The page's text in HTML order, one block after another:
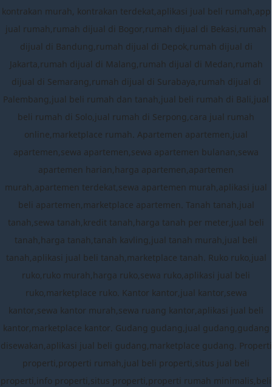
kontrakan murah, kontrakan terdekat,aplikasi jual beli rumah,app
jual rumah,rumah dijual di Bogor,rumah dijual di Bekasi,rumah
dijual di Bandung,rumah dijual di Depok,rumah dijual di
Jakarta,rumah dijual di Malang,rumah dijual di Medan,rumah
dijual di Semarang,rumah dijual di Surabaya,rumah dijual di
Palembang,jual beli rumah dan tanah,jual beli rumah di Bali,jual
beli rumah di Solo,jual rumah di Serpong,cara jual rumah
online,marketplace rumah. Apartemen apartemen,jual
apartemen,sewa apartemen,sewa apartemen bulanan,sewa
apartemen harian,harga apartemen,apartemen
murah,apartemen terdekat,sewa apartemen murah,aplikasi jual
beli apartemen,marketplace apartemen. Tanah tanah,jual
tanah,sewa tanah,kredit tanah,harga tanah per meter,jual beli
tanah,harga tanah,tanah kavling,jual tanah murah,jual beli
tanah,aplikasi jual beli tanah,marketplace tanah. Ruko ruko,jual
ruko,ruko murah,harga ruko,sewa ruko,aplikasi jual beli
ruko,marketplace ruko. Kantor kantor,jual kantor,sewa
kantor,sewa kantor murah,sewa ruang kantor,aplikasi jual beli
kantor,marketplace kantor. Gudang gudang,jual gudang,gudang
disewakan,aplikasi jual beli gudang,marketplace gudang. Properti
properti,properti rumah,jual beli properti,situs jual beli
properti,info properti,situs properti,properti rumah minimalis,beli